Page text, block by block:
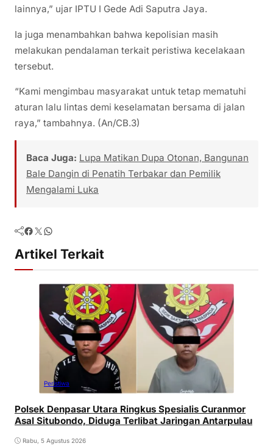
lainnya,” ujar IPTU I Gede Adi Saputra Jaya.
Ia juga menambahkan bahwa kepolisian masih
melakukan pendalaman terkait peristiwa kecelakaan
tersebut.
“Kami mengimbau masyarakat untuk tetap mematuhi
aturan lalu lintas demi keselamatan bersama di jalan
raya,” tambahnya. (An/CB.3)
Baca Juga: Lupa Matikan Dupa Otonan, Bangunan
Bale Dangin di Penatih Terbakar dan Pemilik
Mengalami Luka
Facebook Twitter WhatsApp
Artikel Terkait
Peristiwa
Polsek Denpasar Utara Ringkus Spesialis Curanmor
Asal Situbondo, Diduga Terlibat Jaringan Antarpulau
Rabu, 5 Agustus 2026